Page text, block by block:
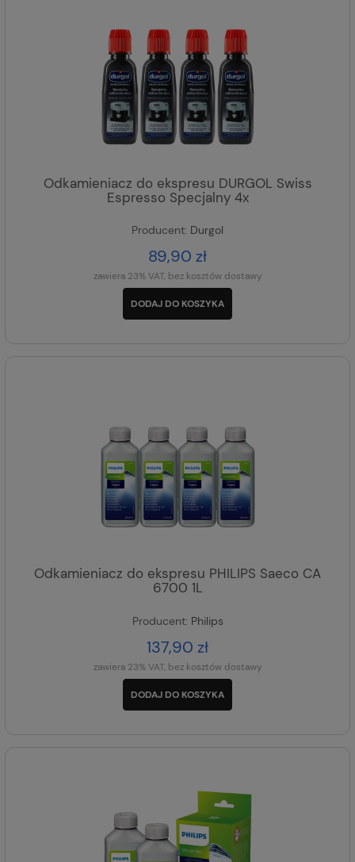
Odkamieniacz do ekspresu DURGOL Swiss
Espresso Specjalny 4x
Producent: Durgol
89,90 zł
zawiera 23% VAT, bez kosztów dostawy
DODAJ DO KOSZYKA
Odkamieniacz do ekspresu PHILIPS Saeco CA
6700 1L
Producent: Philips
137,90 zł
zawiera 23% VAT, bez kosztów dostawy
DODAJ DO KOSZYKA